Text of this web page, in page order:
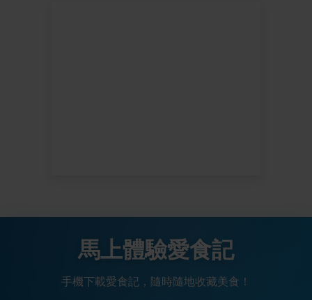
馬上體驗愛食記
手機下載愛食記，隨時隨地收藏美食！